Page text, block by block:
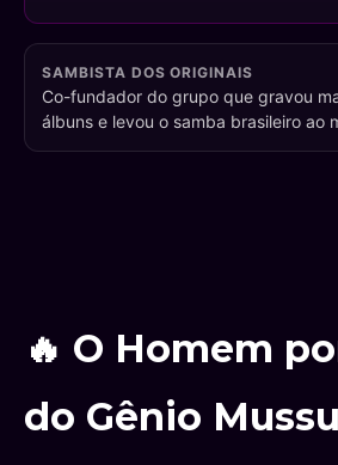
SAMBISTA DOS ORIGINAIS
Co-fundador do grupo que gravou
álbuns e levou o samba brasileiro ao
🔥 O Homem
do Gênio